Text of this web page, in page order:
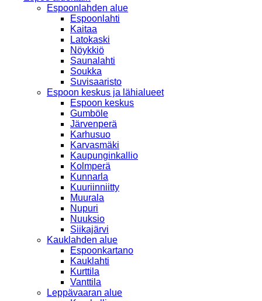
Espoonlahden alue
Espoonlahti
Kaitaa
Latokaski
Nöykkiö
Saunalahti
Soukka
Suvisaaristo
Espoon keskus ja lähialueet
Espoon keskus
Gumböle
Järvenperä
Karhusuo
Karvasmäki
Kaupunginkallio
Kolmperä
Kunnarla
Kuuriinniitty
Muurala
Nupuri
Nuuksio
Siikajärvi
Kauklahden alue
Espoonkartano
Kauklahti
Kurttila
Vanttila
Leppävaaran alue